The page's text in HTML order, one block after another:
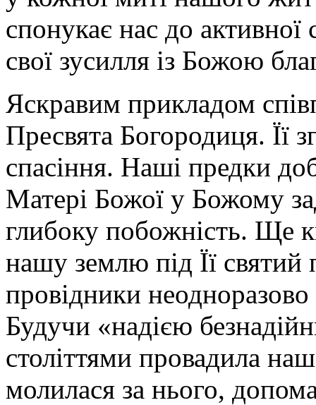
спонукає нас до
свої зусилля із Божою
Яскравим прикладом
Пресвята Богородиця. Її
спасіння. Наші предки
Матері Божої у Божому
глибоку побожність. Ще
нашу землю під Її святий
провідники
Будучи «надією
століттями провадила
молилася за нього,